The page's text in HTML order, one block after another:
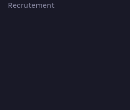
Recrutement